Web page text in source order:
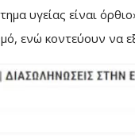
υγείας είναι
ενώ κοντεύουν να